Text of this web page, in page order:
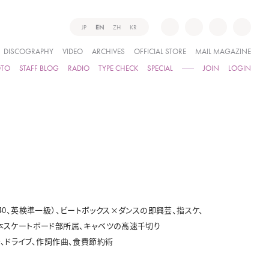
JP EN ZH KR
DISCOGRAPHY VIDEO ARCHIVES OFFICIAL STORE
MAIL MAGAZINE
STAFF BLOG RADIO TYPE CHECK SPECIAL JOIN LOGIN
英検準一級）、ビートボックス×ダンスの即興芸、指スケ、
スケートボード部所属、キャベツの高速千切り
ドライブ、作詞作曲、食費節約術